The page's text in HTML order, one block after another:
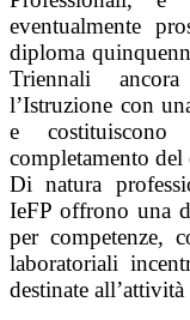
eventualmente
diploma
Triennali
l’Istruzione con
e
completamento
Di natura
IeFP offrono una
per competenze,
laboratoriali
destinate all’attività